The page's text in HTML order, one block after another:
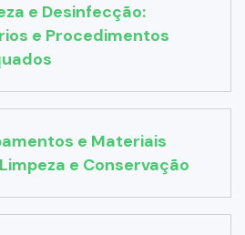
e Desinfecção:
e Procedimentos
e Materiais
e Conservação